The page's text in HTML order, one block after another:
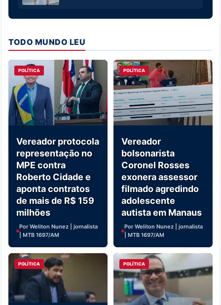
TODO MUNDO LEU
POLÍTICA
Vereador protocola
representação no
MPE contra
Roberto Cidade e
aponta contratos
de mais de R$ 159
milhões
Por Weliton Nunez | jornalista
| MTB 1697/AM
POLÍTICA
Vereador
bolsonarista
Coronel Rosses
exonera assessor
filmado agredindo
adolescente
autista em Manaus
Por Weliton Nunez | jornalista
| MTB 1697/AM
POLÍTICA POLÍTICA